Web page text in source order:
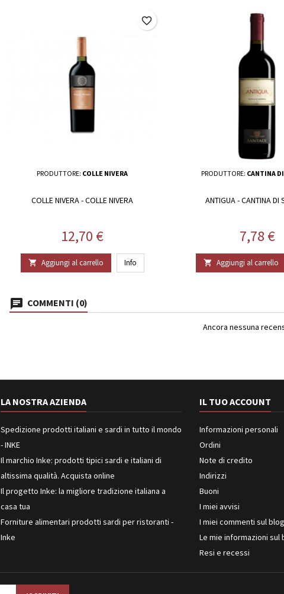
PRODUTTORE: COLLE NIVERA
COLLE NIVERA - COLLE NIVERA
Prezzo
12,70 €
 Aggiungi al carrello Info
favorite_border
PRODUTTORE: CANTINA
ANTIGUA - CANTINA DI
Prezzo
7,78 €
 Aggiungi al carrello
COMMENTI (0)
Ancora nessuna
LA NOSTRA AZIENDA
Spedizione prodotti italiani e sardi in tutto il mondo
- INKE
Il marchio Inke: prodotti tipici sardi e italiani di
altissima qualità. Acquista online
Il progetto Inke: la migliore tradizione italiana a
casa tua
Forniture alimentari prodotti sardi per ristoranti -
Inke
IL TUO ACCOUNT
Informazioni personali
Ordini
Note di credito
Indirizzi
Buoni
I miei avvisi
I miei commenti sul blog
Le mie informazioni sul
Resi e recessi